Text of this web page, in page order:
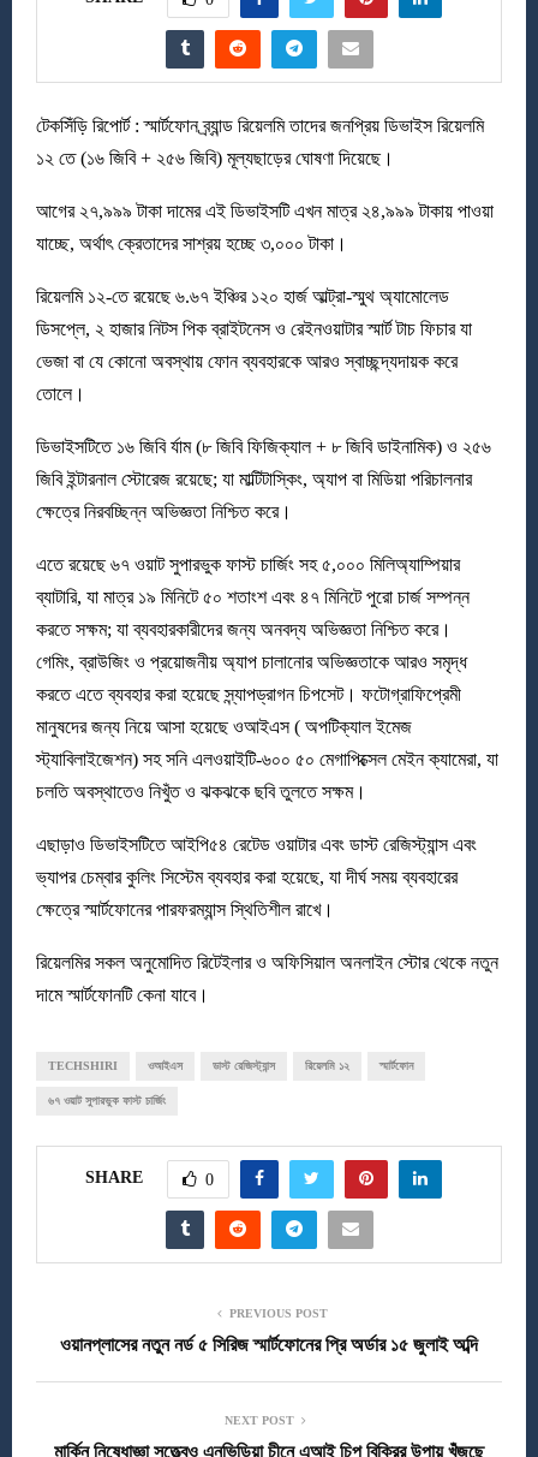
টেকসিঁড়ি রিপোর্ট : স্মার্টফোন ব্র্যান্ড রিয়েলমি তাদের জনপ্রিয় ডিভাইস রিয়েলমি
১২ তে (১৬ জিবি + ২৫৬ জিবি) মূল্যছাড়ের ঘোষণা দিয়েছে।
আগের ২৭,৯৯৯ টাকা দামের এই ডিভাইসটি এখন মাত্র ২৪,৯৯৯ টাকায় পাওয়া
যাচ্ছে, অর্থাৎ ক্রেতাদের সাশ্রয় হচ্ছে ৩,০০০ টাকা।
রিয়েলমি ১২-তে রয়েছে ৬.৬৭ ইঞ্চির ১২০ হার্জ আল্ট্রা-স্মুথ অ্যামোলেড
ডিসপ্লে, ২ হাজার নিটস পিক ব্রাইটনেস ও রেইনওয়াটার স্মার্ট টাচ ফিচার যা
ভেজা বা যে কোনো অবস্থায় ফোন ব্যবহারকে আরও স্বাচ্ছন্দ্যদায়ক করে
তোলে।
ডিভাইসটিতে ১৬ জিবি র্যাম (৮ জিবি ফিজিক্যাল + ৮ জিবি ডাইনামিক) ও ২৫৬
জিবি ইন্টারনাল স্টোরেজ রয়েছে; যা মাল্টিটাস্কিং, অ্যাপ বা মিডিয়া পরিচালনার
ক্ষেত্রে নিরবচ্ছিন্ন অভিজ্ঞতা নিশ্চিত করে।
এতে রয়েছে ৬৭ ওয়াট সুপারভুক ফাস্ট চার্জিং সহ ৫,০০০ মিলিঅ্যাম্পিয়ার
ব্যাটারি, যা মাত্র ১৯ মিনিটে ৫০ শতাংশ এবং ৪৭ মিনিটে পুরো চার্জ সম্পন্ন
করতে সক্ষম; যা ব্যবহারকারীদের জন্য অনবদ্য অভিজ্ঞতা নিশ্চিত করে।
গেমিং, ব্রাউজিং ও প্রয়োজনীয় অ্যাপ চালানোর অভিজ্ঞতাকে আরও সমৃদ্ধ
করতে এতে ব্যবহার করা হয়েছে স্ন্যাপড্রাগন চিপসেট। ফটোগ্রাফিপ্রেমী
মানুষদের জন্য নিয়ে আসা হয়েছে ওআইএস ( অপটিক্যাল ইমেজ
স্ট্যাবিলাইজেশন) সহ সনি এলওয়াইটি-৬০০ ৫০ মেগাপিক্সেল মেইন ক্যামেরা, যা
চলতি অবস্থাতেও নিখুঁত ও ঝকঝকে ছবি তুলতে সক্ষম।
এছাড়াও ডিভাইসটিতে আইপি৫৪ রেটেড ওয়াটার এবং ডাস্ট রেজিস্ট্যান্স এবং
ভ্যাপর চেম্বার কুলিং সিস্টেম ব্যবহার করা হয়েছে, যা দীর্ঘ সময় ব্যবহারের
ক্ষেত্রে স্মার্টফোনের পারফরম্যান্স স্থিতিশীল রাখে।
রিয়েলমির সকল অনুমোদিত রিটেইলার ও অফিসিয়াল অনলাইন স্টোর থেকে নতুন
দামে স্মার্টফোনটি কেনা যাবে।
TECHSHIRI ওআইএস ডাস্ট রেজিস্ট্যান্স রিয়েলমি ১২ স্মার্টফোন
৬৭ ওয়াট সুপারভুক ফাস্ট চার্জিং
SHARE 0
PREVIOUS POST
ওয়ানপ্লাসের নতুন নর্ড ৫ সিরিজ স্মার্টফোনের প্রি অর্ডার ১৫ জুলাই অব্দি
NEXT POST
মার্কিন নিষেধাজ্ঞা সত্ত্বেও এনভিডিয়া চীনে এআই চিপ বিক্রির উপায় খুঁজছে